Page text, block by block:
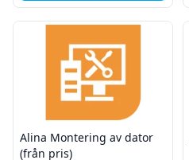
Alina Montering av dator
(från pris)